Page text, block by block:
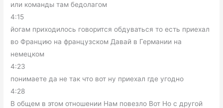
или команды там бедолагом
4:15
йогам приходилось говорится обдуваться то есть приехал
во Францию на французском Давай в Германии на
немецком
4:23
понимаете да не так что вот ну приехал где угодно
4:28
В общем в этом отношении Нам повезло Вот Но с другой